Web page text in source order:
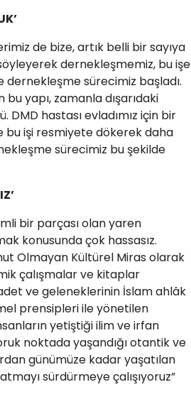
de bize, artık belli bir sayıya
dernekleşmemiz, bu işe
sürecimiz başladı.
yapı, zamanla dışarıdaki
hastası evladımız için bir
işi resmiyete dökerek daha
sürecimiz bu şekilde
bir parçası olan yaren
konusunda çok hassasız.
Olmayan Kültürel Miras olarak
çalışmalar ve kitaplar
ve geleneklerinin İslam ahlâk
prensipleri ile yönetilen
yetiştiği ilim ve irfan
noktada yaşandığı otantik ve
günümüze kadar yaşatılan
sürdürmeye çalışıyoruz”